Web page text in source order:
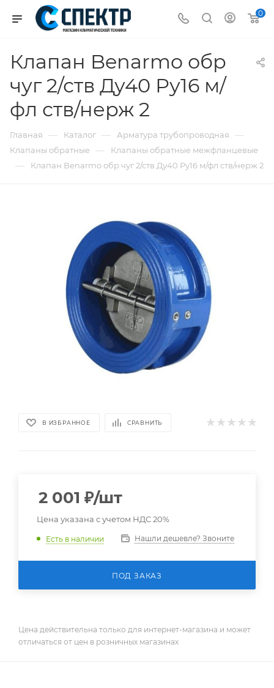
0
Клапан Benarmo обр
чуг 2/ств Ду40 Ру16 м/
фл ств/нерж 2
Главная — Каталог — Арматура трубопроводная —
Клапаны обратные — Клапаны обратные межфланцевые
— Клапан Benarmo обр чуг 2/ств Ду40 Ру16 м/фл ств/нерж 2
В ИЗБРАННОЕ СРАВНИТЬ
2 001 ₽/шт
Цена указана с учетом НДС 20%
Есть в наличии Нашли дешевле? Звоните
ПОД ЗАКАЗ
Цена действительна только для интернет-магазина и может
отличаться от цен в розничных магазинах